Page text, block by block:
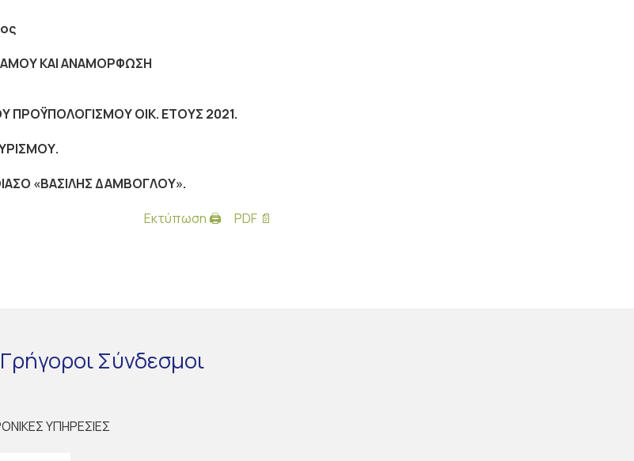
ΚΑΙ ΑΝΑΜΟΡΦΩΣΗ
ΟΙΚ. ΕΤΟΥΣ 2021.
«ΒΑΣΙΛΗΣ ΔΑΜΒΟΓΛΟΥ».
Εκτύπωση 🖨
PDF 📄
ΓρήγοροιΣύνδεσμοι
ΥΠΗΡΕΣΙΕΣ